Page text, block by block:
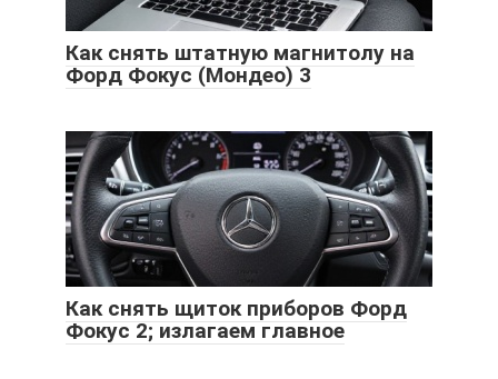
Как снять штатную магнитолу на
Форд Фокус (Мондео) 3
Как снять щиток приборов Форд
Фокус 2; излагаем главное